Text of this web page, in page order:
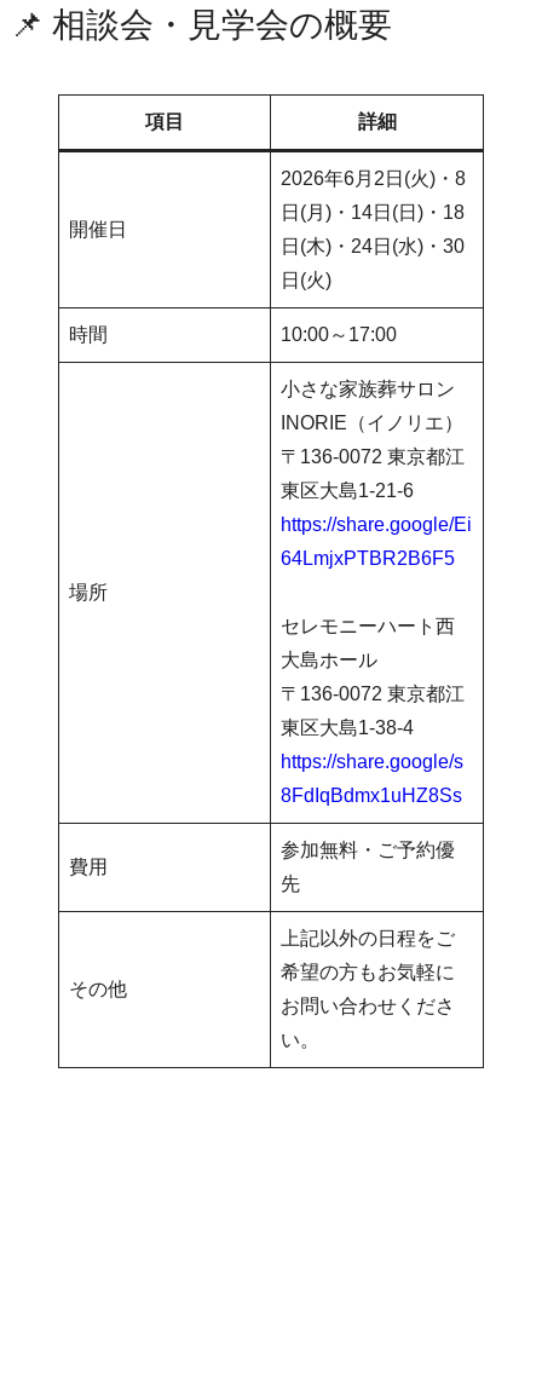
📌 相談会・見学会の概要
項目 詳細
開催日
2026年6月2日(火)・8
日(月)・14日(日)・18
日(木)・24日(水)・30
日(火)
時間 10:00～17:00
場所
小さな家族葬サロン
INORIE（イノリエ）
〒136-0072 東京都江
東区大島1-21-6
https://share.google/Ei
64LmjxPTBR2B6F5
セレモニーハート西
大島ホール
〒136-0072 東京都江
東区大島1-38-4
https://share.google/s
8FdIqBdmx1uHZ8Ss
費用
参加無料・ご予約優
先
その他
上記以外の日程をご
希望の方もお気軽に
お問い合わせくださ
い。